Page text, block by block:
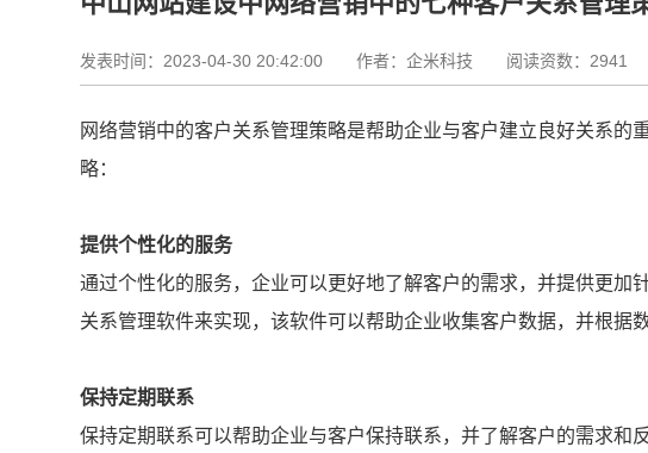
发表时间：2023-04-30 20:42:00作者：企米科技 阅读资数：2941
网络营销中的客户关系管理策略是帮助企业与客户建立良好关系的
略：
提供个性化的服务
通过个性化的服务，企业可以更好地了解客户的需求，并提供更加
关系管理软件来实现，该软件可以帮助企业收集客户数据，并根据
保持定期联系
保持定期联系可以帮助企业与客户保持联系，并了解客户的需求和